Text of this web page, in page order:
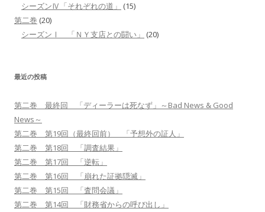
シーズンⅣ「それぞれの道」
(15)
第二巻 (20)
シーズンⅠ 「ＮＹ支店との闘い」
(20)
最近の投稿
第二巻 最終回 「ディーラーは死なず」～Bad News & Good
News～
第二巻 第19回（最終回前） 「予想外の証人」
第二巻 第18回 「調査結果」
第二巻 第17回 「逆転」
第二巻 第16回 「崩れた証拠隠滅」
第二巻 第15回 「査問会議」
第二巻 第14回 「財務省からの呼び出し」